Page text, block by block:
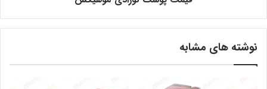
نوشته های مشابه